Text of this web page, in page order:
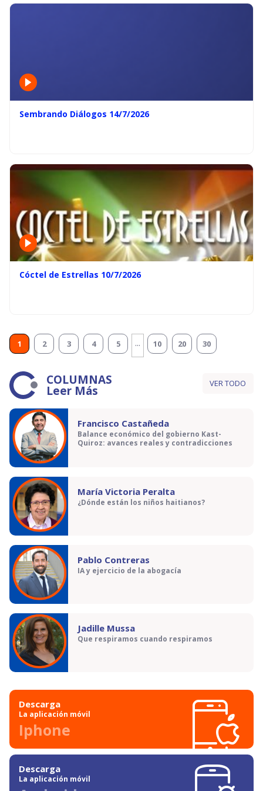
Sembrando Diálogos 14/7/2026
Cóctel de Estrellas 10/7/2026
1 2 3 4 5 ... 10 20 30
COLUMNAS
Leer Más VER TODO
Francisco Castañeda
Balance económico del gobierno Kast-
Quiroz: avances reales y contradicciones
María Victoria Peralta
¿Dónde están los niños haitianos?
Pablo Contreras
IA y ejercicio de la abogacía
Jadille Mussa
Que respiramos cuando respiramos
Descarga
La aplicación móvil
Iphone
Descarga
La aplicación móvil